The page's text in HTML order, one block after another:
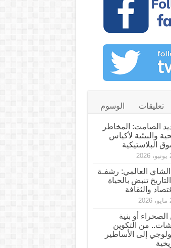
تعليقات الوسوم
الصامت: المخاطر
والبيئية لأكياس
البلاستيكية
العالمي: رشفـة
تنبض بالحياة
والثقافة
أو بنية
من التكوين
إلى الأساطير